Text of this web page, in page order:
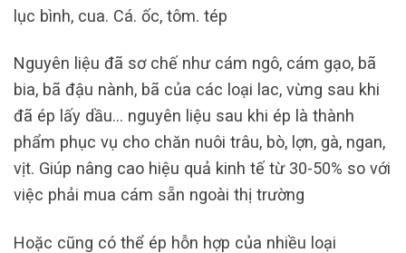
lục bình, cua. Cá. ốc, tôm. tép
Nguyên liệu đã sơ chế như cám ngô, cám gạo, bã
bia, bã đậu nành, bã của các loại lac, vừng sau khi
đã ép lấy dầu… nguyên liệu sau khi ép là thành
phẩm phục vụ cho chăn nuôi trâu, bò, lợn, gà, ngan,
vịt. Giúp nâng cao hiệu quả kinh tế từ 30-50% so với
việc phải mua cám sẵn ngoài thị trường
Hoặc cũng có thể ép hỗn hợp của nhiều loại